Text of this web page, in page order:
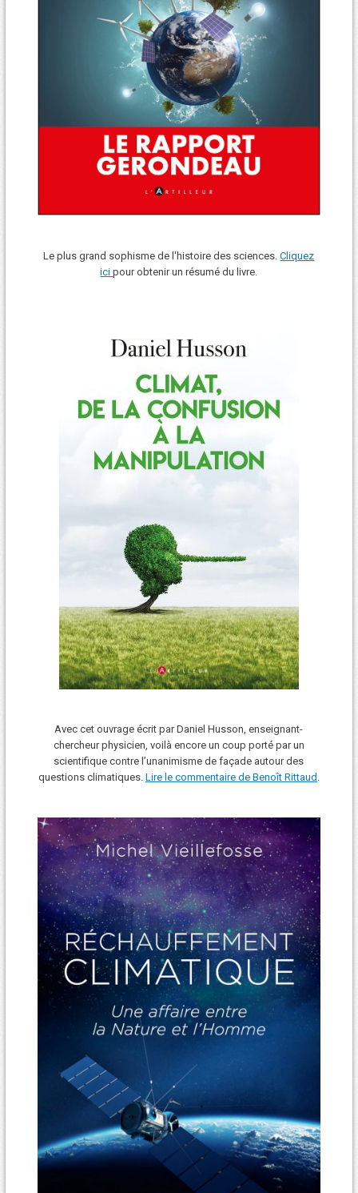
Le plus grand sophisme de l'histoire des sciences.Cliquez
icipour obtenir un résumé du livre.
Avec cet ouvrage écrit par Daniel Husson, enseignant-
chercheur physicien, voilà encore un coup porté par un
scientifique contre l’unanimisme de façade autour des
questions climatiques. Lire le commentaire de Benoît Rittaud